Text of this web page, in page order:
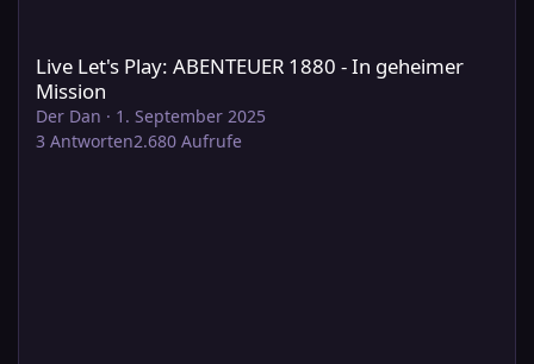
Live Let's Play: ABENTEUER 1880 - In geheimer
Mission
Der Dan · 1. September 2025
3 Antworten2.680 Aufrufe